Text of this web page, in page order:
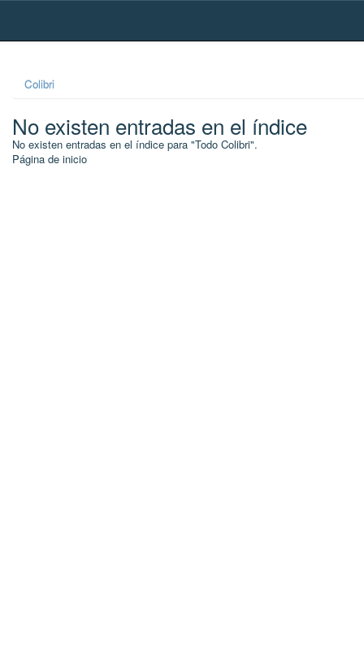
Skip
Colibri
No existen entradas en el índice
No existen entradas en el índice para "Todo Colibri".
Página de inicio